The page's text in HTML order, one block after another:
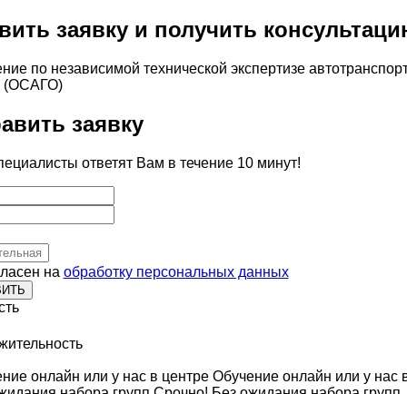
заявку и получить
заявку
ответят Вам в течение 10 минут!
на обработку персональных данных
Обучение онлайн или у нас